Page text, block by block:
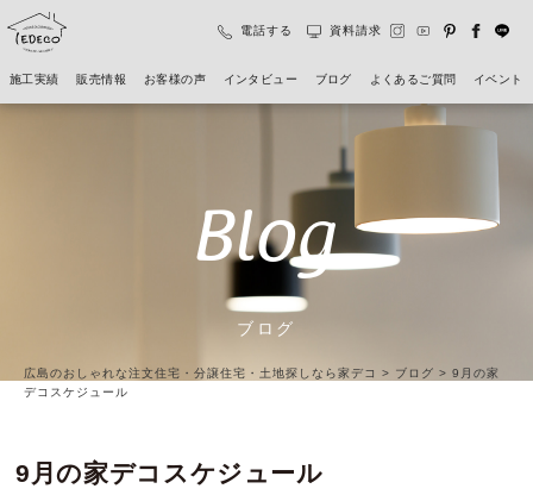
施工実績 販売情報 お客様の声 インタビュー ブログ よくあるご質問 イベント
電話する 資料請求
Blog
ブログ
広島のおしゃれな注文住宅・分譲住宅・土地探しなら家デコ > ブログ > 9月の家
デコスケジュール
9月の家デコスケジュール